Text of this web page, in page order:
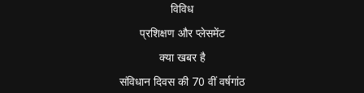
विविध
प्रशिक्षण और प्लेसमेंट
क्या खबर है
संविधान दिवस की 70 वीं वर्षगांठ